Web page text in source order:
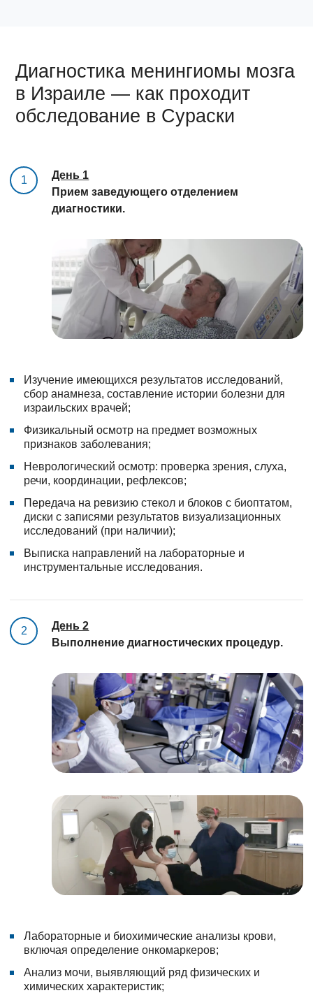
Диагностика менингиомы мозга
в Израиле — как проходит
обследование в Сураски
1
День 1
Прием заведующего отделением
диагностики.
Изучение имеющихся результатов исследований,
сбор анамнеза, составление истории болезни для
израильских врачей;
Физикальный осмотр на предмет возможных
признаков заболевания;
Неврологический осмотр: проверка зрения, слуха,
речи, координации, рефлексов;
Передача на ревизию стекол и блоков с биоптатом,
диски с записями результатов визуализационных
исследований (при наличии);
Выписка направлений на лабораторные и
инструментальные исследования.
2
День 2
Выполнение диагностических процедур.
Лабораторные и биохимические анализы крови,
включая определение онкомаркеров;
Анализ мочи, выявляющий ряд физических и
химических характеристик;